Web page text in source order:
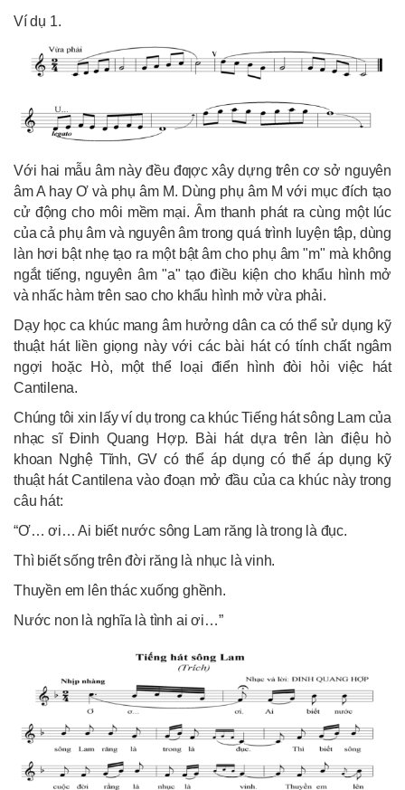
Ví dụ 1.
Với hai mẫu âm này đều đƣợc xây dựng trên cơ sở nguyên
âm A hay Ơ và phụ âm M. Dùng phụ âm M với mục đích tạo
cử động cho môi mềm mại. Âm thanh phát ra cùng một lúc
của cả phụ âm và nguyên âm trong quá trình luyện tập, dùng
làn hơi bật nhẹ tạo ra một bật âm cho phụ âm "m" mà không
ngắt tiếng, nguyên âm "a" tạo điều kiện cho khẩu hình mở
và nhấc hàm trên sao cho khẩu hình mở vừa phải.
Dạy học ca khúc mang âm hưởng dân ca có thể sử dụng kỹ
thuật hát liền giọng này với các bài hát có tính chất ngâm
ngợi hoặc Hò, một thể loại điển hình đòi hỏi việc hát
Cantilena.
Chúng tôi xin lấy ví dụ trong ca khúc Tiếng hát sông Lam của
nhạc sĩ Đinh Quang Hợp. Bài hát dựa trên làn điệu hò
khoan Nghệ Tĩnh, GV có thể áp dụng có thể áp dụng kỹ
thuật hát Cantilena vào đoạn mở đầu của ca khúc này trong
câu hát:
“Ơ… ơi… Ai biết nước sông Lam răng là trong là đục.
Thì biết sống trên đời răng là nhục là vinh.
Thuyền em lên thác xuống ghềnh.
Nước non là nghĩa là tình ai ơi…”